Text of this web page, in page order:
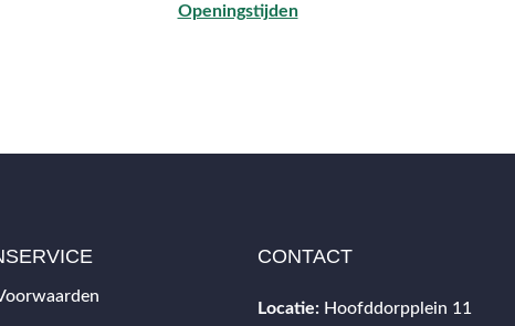
Openingstijden
CONTACT
Locatie: Hoofddorpplein 11